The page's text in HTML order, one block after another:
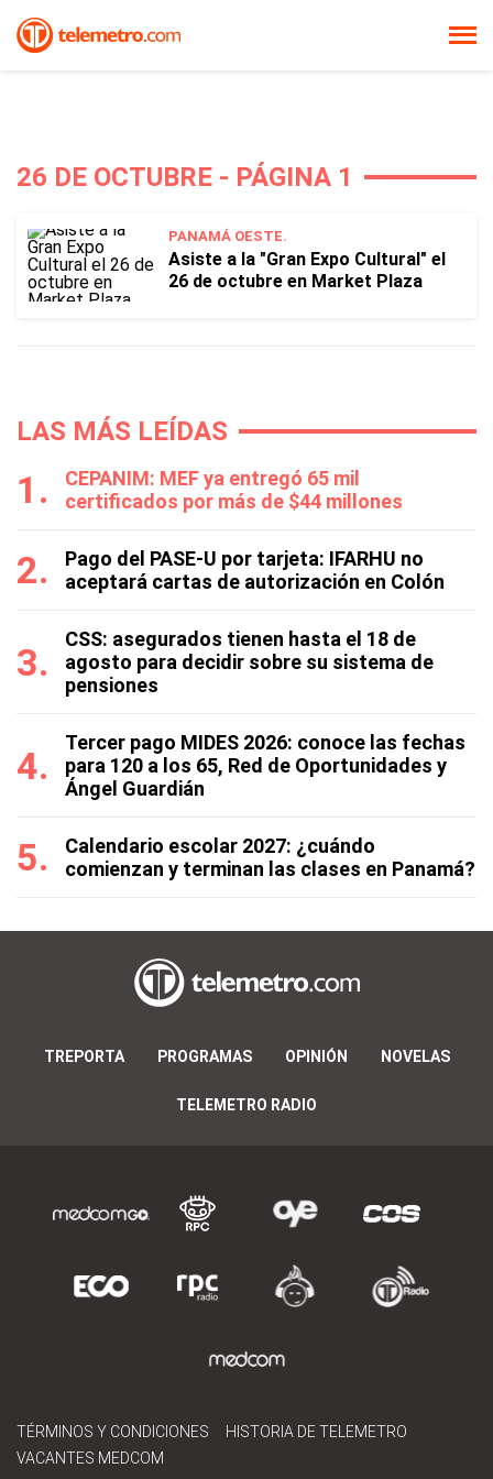
26 DE OCTUBRE - PÁGINA 1
PANAMÁ OESTE.
Asiste a la "Gran Expo Cultural" el
26 de octubre en Market Plaza
LAS MÁS LEÍDAS
CEPANIM: MEF ya entregó 65 mil
certificados por más de $44 millones
Pago del PASE-U por tarjeta: IFARHU no
aceptará cartas de autorización en Colón
CSS: asegurados tienen hasta el 18 de
agosto para decidir sobre su sistema de
pensiones
Tercer pago MIDES 2026: conoce las fechas
para 120 a los 65, Red de Oportunidades y
Ángel Guardián
Calendario escolar 2027: ¿cuándo
comienzan y terminan las clases en Panamá?
TREPORTA PROGRAMAS OPINIÓN NOVELAS
TELEMETRO RADIO
TÉRMINOS Y CONDICIONES
HISTORIA DE TELEMETRO
VACANTES MEDCOM